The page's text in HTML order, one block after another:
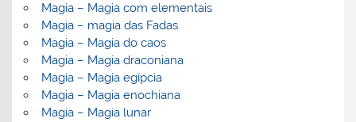
Magia – Magia com elementais
Magia – magia das Fadas
Magia – Magia do caos
Magia – Magia draconiana
Magia – Magia egípcia
Magia – Magia enochiana
Magia – Magia lunar